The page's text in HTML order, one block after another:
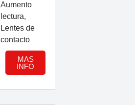
Aumento
lectura,
Lentes de
contacto
MAS
INFO